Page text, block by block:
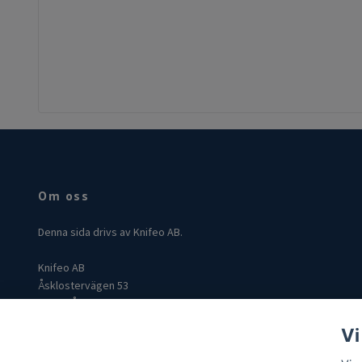
Om oss
Denna sida drivs av Knifeo AB.
Knifeo AB
Åsklostervägen 53
432 96 Åskloster